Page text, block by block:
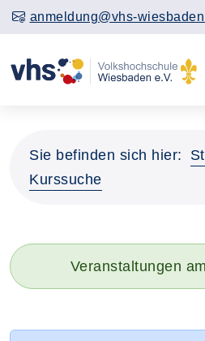
anmeldung@vhs-
Sie befinden sich hier:
Kurssuche
Veranstaltungen